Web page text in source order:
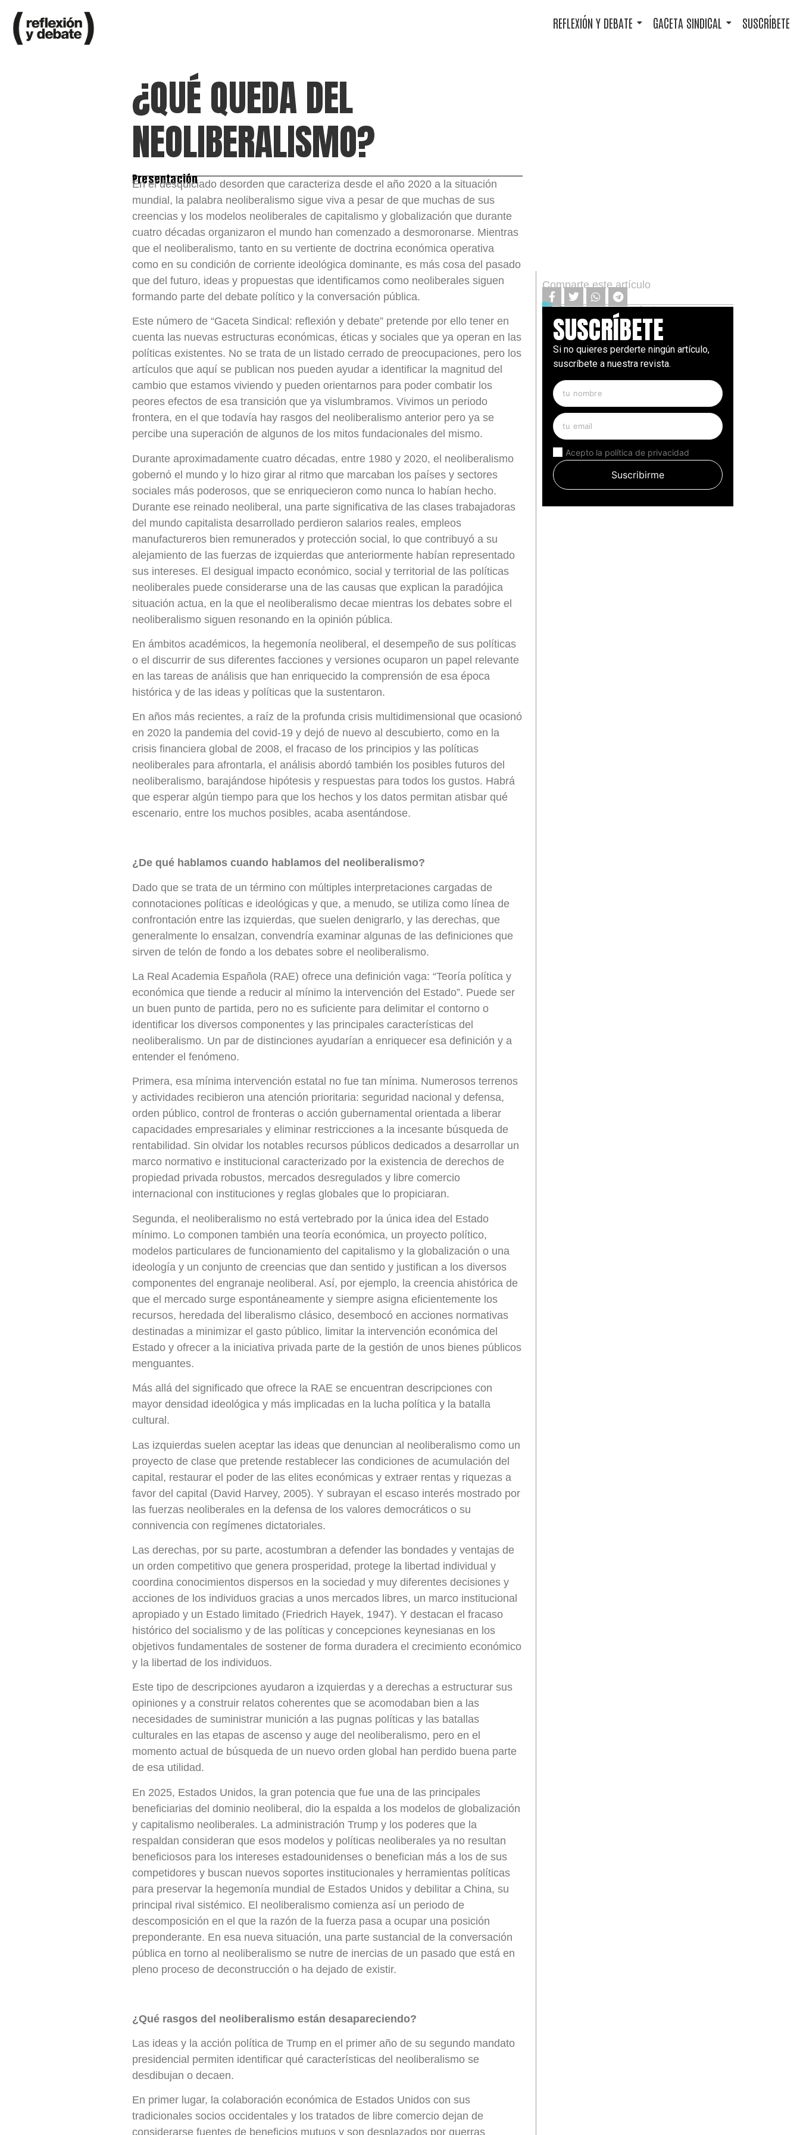
REFLEXIÓN Y DEBATE GACETA SINDICAL SUSCRÍBETE
¿QUÉ QUEDA DEL
NEOLIBERALISMO?
Presentación
En el desquiciado desorden que caracteriza desde el año 2020 a la situación
mundial, la palabra neoliberalismo sigue viva a pesar de que muchas de sus
creencias y los modelos neoliberales de capitalismo y globalización que durante
cuatro décadas organizaron el mundo han comenzado a desmoronarse. Mientras
que el neoliberalismo, tanto en su vertiente de doctrina económica operativa
como en su condición de corriente ideológica dominante, es más cosa del pasado
que del futuro, ideas y propuestas que identificamos como neoliberales siguen
formando parte del debate político y la conversación pública.
Este número de “Gaceta Sindical: reflexión y debate” pretende por ello tener en
cuenta las nuevas estructuras económicas, éticas y sociales que ya operan en las
políticas existentes. No se trata de un listado cerrado de preocupaciones, pero los
artículos que aquí se publican nos pueden ayudar a identificar la magnitud del
cambio que estamos viviendo y pueden orientarnos para poder combatir los
peores efectos de esa transición que ya vislumbramos. Vivimos un periodo
frontera, en el que todavía hay rasgos del neoliberalismo anterior pero ya se
percibe una superación de algunos de los mitos fundacionales del mismo.
Durante aproximadamente cuatro décadas, entre 1980 y 2020, el neoliberalismo
gobernó el mundo y lo hizo girar al ritmo que marcaban los países y sectores
sociales más poderosos, que se enriquecieron como nunca lo habían hecho.
Durante ese reinado neoliberal, una parte significativa de las clases trabajadoras
del mundo capitalista desarrollado perdieron salarios reales, empleos
manufactureros bien remunerados y protección social, lo que contribuyó a su
alejamiento de las fuerzas de izquierdas que anteriormente habían representado
sus intereses. El desigual impacto económico, social y territorial de las políticas
neoliberales puede considerarse una de las causas que explican la paradójica
situación actua, en la que el neoliberalismo decae mientras los debates sobre el
neoliberalismo siguen resonando en la opinión pública.
En ámbitos académicos, la hegemonía neoliberal, el desempeño de sus políticas
o el discurrir de sus diferentes facciones y versiones ocuparon un papel relevante
en las tareas de análisis que han enriquecido la comprensión de esa época
histórica y de las ideas y políticas que la sustentaron.
En años más recientes, a raíz de la profunda crisis multidimensional que ocasionó
en 2020 la pandemia del covid-19 y dejó de nuevo al descubierto, como en la
crisis financiera global de 2008, el fracaso de los principios y las políticas
neoliberales para afrontarla, el análisis abordó también los posibles futuros del
neoliberalismo, barajándose hipótesis y respuestas para todos los gustos. Habrá
que esperar algún tiempo para que los hechos y los datos permitan atisbar qué
escenario, entre los muchos posibles, acaba asentándose.
¿De qué hablamos cuando hablamos del neoliberalismo?
Dado que se trata de un término con múltiples interpretaciones cargadas de
connotaciones políticas e ideológicas y que, a menudo, se utiliza como línea de
confrontación entre las izquierdas, que suelen denigrarlo, y las derechas, que
generalmente lo ensalzan, convendría examinar algunas de las definiciones que
sirven de telón de fondo a los debates sobre el neoliberalismo.
La Real Academia Española (RAE) ofrece una definición vaga: “Teoría política y
económica que tiende a reducir al mínimo la intervención del Estado”. Puede ser
un buen punto de partida, pero no es suficiente para delimitar el contorno o
identificar los diversos componentes y las principales características del
neoliberalismo. Un par de distinciones ayudarían a enriquecer esa definición y a
entender el fenómeno.
Primera, esa mínima intervención estatal no fue tan mínima. Numerosos terrenos
y actividades recibieron una atención prioritaria: seguridad nacional y defensa,
orden público, control de fronteras o acción gubernamental orientada a liberar
capacidades empresariales y eliminar restricciones a la incesante búsqueda de
rentabilidad. Sin olvidar los notables recursos públicos dedicados a desarrollar un
marco normativo e institucional caracterizado por la existencia de derechos de
propiedad privada robustos, mercados desregulados y libre comercio
internacional con instituciones y reglas globales que lo propiciaran.
Segunda, el neoliberalismo no está vertebrado por la única idea del Estado
mínimo. Lo componen también una teoría económica, un proyecto político,
modelos particulares de funcionamiento del capitalismo y la globalización o una
ideología y un conjunto de creencias que dan sentido y justifican a los diversos
componentes del engranaje neoliberal. Así, por ejemplo, la creencia ahistórica de
que el mercado surge espontáneamente y siempre asigna eficientemente los
recursos, heredada del liberalismo clásico, desembocó en acciones normativas
destinadas a minimizar el gasto público, limitar la intervención económica del
Estado y ofrecer a la iniciativa privada parte de la gestión de unos bienes públicos
menguantes.
Más allá del significado que ofrece la RAE se encuentran descripciones con
mayor densidad ideológica y más implicadas en la lucha política y la batalla
cultural.
Las izquierdas suelen aceptar las ideas que denuncian al neoliberalismo como un
proyecto de clase que pretende restablecer las condiciones de acumulación del
capital, restaurar el poder de las elites económicas y extraer rentas y riquezas a
favor del capital (David Harvey, 2005). Y subrayan el escaso interés mostrado por
las fuerzas neoliberales en la defensa de los valores democráticos o su
connivencia con regímenes dictatoriales.
Las derechas, por su parte, acostumbran a defender las bondades y ventajas de
un orden competitivo que genera prosperidad, protege la libertad individual y
coordina conocimientos dispersos en la sociedad y muy diferentes decisiones y
acciones de los individuos gracias a unos mercados libres, un marco institucional
apropiado y un Estado limitado (Friedrich Hayek, 1947). Y destacan el fracaso
histórico del socialismo y de las políticas y concepciones keynesianas en los
objetivos fundamentales de sostener de forma duradera el crecimiento económico
y la libertad de los individuos.
Este tipo de descripciones ayudaron a izquierdas y a derechas a estructurar sus
opiniones y a construir relatos coherentes que se acomodaban bien a las
necesidades de suministrar munición a las pugnas políticas y las batallas
culturales en las etapas de ascenso y auge del neoliberalismo, pero en el
momento actual de búsqueda de un nuevo orden global han perdido buena parte
de esa utilidad.
En 2025, Estados Unidos, la gran potencia que fue una de las principales
beneficiarias del dominio neoliberal, dio la espalda a los modelos de globalización
y capitalismo neoliberales. La administración Trump y los poderes que la
respaldan consideran que esos modelos y políticas neoliberales ya no resultan
beneficiosos para los intereses estadounidenses o benefician más a los de sus
competidores y buscan nuevos soportes institucionales y herramientas políticas
para preservar la hegemonía mundial de Estados Unidos y debilitar a China, su
principal rival sistémico. El neoliberalismo comienza así un periodo de
descomposición en el que la razón de la fuerza pasa a ocupar una posición
preponderante. En esa nueva situación, una parte sustancial de la conversación
pública en torno al neoliberalismo se nutre de inercias de un pasado que está en
pleno proceso de deconstrucción o ha dejado de existir.
¿Qué rasgos del neoliberalismo están desapareciendo?
Las ideas y la acción política de Trump en el primer año de su segundo mandato
presidencial permiten identificar qué características del neoliberalismo se
desdibujan o decaen.
En primer lugar, la colaboración económica de Estados Unidos con sus
tradicionales socios occidentales y los tratados de libre comercio dejan de
considerarse fuentes de beneficios mutuos y son desplazados por guerras
Comparte este artículo
Descarga este artículo
SUSCRÍBETE
Si no quieres perderte ningún artículo,
suscríbete a nuestra revista.
Acepto la política de privacidad